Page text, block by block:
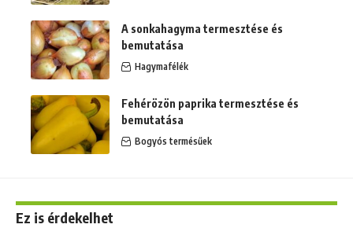
A sonkahagyma termesztése és
bemutatása
Hagymafélék
Fehérözön paprika termesztése és
bemutatása
Bogyós termésűek
Ez is érdekelhet